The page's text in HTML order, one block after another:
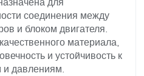
соединения между
и блоком двигателя.
материала,
и устойчивость к
и давлениям.